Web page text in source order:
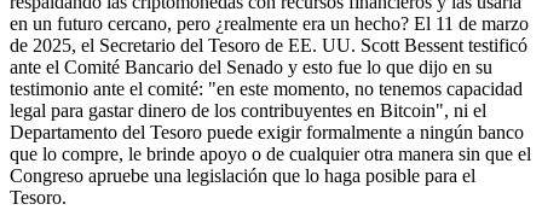
en un futuro cercano, pero ¿realmente era un hecho? El 11 de marzo
de 2025, el Secretario del Tesoro de EE. UU. Scott Bessent testificó
ante el Comité Bancario del Senado y esto fue lo que dijo en su
testimonio ante el comité: "en este momento, no tenemos capacidad
legal para gastar dinero de los contribuyentes en Bitcoin", ni el
Departamento del Tesoro puede exigir formalmente a ningún banco
que lo compre, le brinde apoyo o de cualquier otra manera sin que el
Congreso apruebe una legislación que lo haga posible para el
Tesoro.